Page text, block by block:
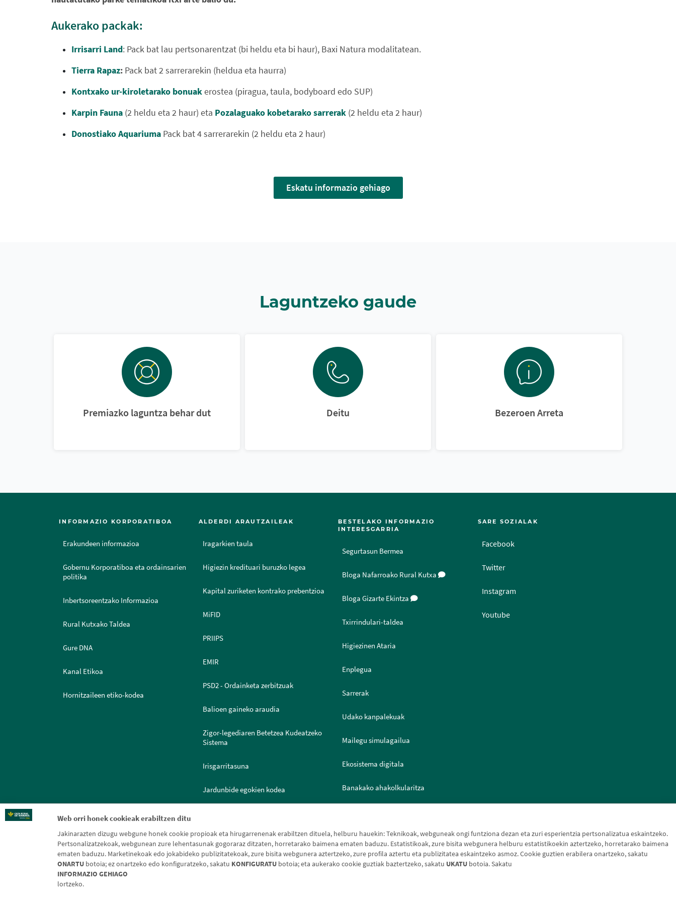
Web orri honek cookieak erabiltzen ditu
Jakinarazten dizugu webgune honek cookie propioak eta hirugarrenenak erabiltzen dituela, helburu hauekin: Teknikoak, webguneak ongi funtziona dezan eta zuri esperientzia pertsonalizatua eskaintzeko.
Pertsonalizatzekoak, webgunean zure lehentasunak gogoraraz ditzaten, horretarako baimena ematen baduzu. Estatistikoak, zure bisita webgunera helburu estatistikoekin aztertzeko, horretarako baimena
ematen baduzu. Marketinekoak edo jokabideko publizitatekoak, zure bisita webgunera aztertzeko, zure profila aztertu eta publizitatea eskaintzeko asmoz. Cookie guztien erabilera onartzeko, sakatu
ONARTU botoia; ez onartzeko edo konfiguratzeko, sakatu KONFIGURATU botoia; eta aukerako cookie guztiak baztertzeko, sakatu UKATU botoia. Sakatu
INFORMAZIO GEHIAGO
lortzeko.
Aukerako packak:
Irrisarri Land: Pack bat lau pertsonarentzat (bi heldu eta bi haur), Baxi Natura modalitatean.
Tierra Rapaz: Pack bat 2 sarrerarekin (heldua eta haurra)
Kontxako ur-kiroletarako bonuakerostea (piragua, taula, bodyboard edo SUP)
Karpin Fauna (2 heldu eta 2 haur) eta Pozalaguako kobetarako sarrerak (2 heldu eta 2 haur)
Donostiako Aquariuma Pack bat 4 sarrerarekin (2 heldu eta 2 haur)
Eskatu informazio gehiago
Laguntzeko gaude
Premiazko laguntza behar dut Deitu Bezeroen Arreta
INFORMAZIO KORPORATIBOA
Erakundeen informazioa
Gobernu Korporatiboa eta ordainsarien
politika
Inbertsoreentzako Informazioa
Rural Kutxako Taldea
Gure DNA
Kanal Etikoa
Hornitzaileen etiko-kodea
ALDERDI ARAUTZAILEAK
Iragarkien taula
Higiezin kredituari buruzko legea
Kapital zuriketen kontrako prebentzioa
MiFID
PRIIPS
EMIR
PSD2 - Ordainketa zerbitzuak
Balioen gaineko araudia
Zigor-legediaren Betetzea Kudeatzeko
Sistema
Irisgarritasuna
Jardunbide egokien kodea
BESTELAKO INFORMAZIO
INTERESGARRIA
Segurtasun Bermea
Bloga Nafarroako Rural Kutxa
Bloga Gizarte Ekintza
Txirrindulari-taldea
Higiezinen Ataria
Enplegua
Sarrerak
Udako kanpalekuak
Mailegu simulagailua
Ekosistema digitala
Banakako ahakolkularitza
SARE SOZIALAK
Facebook
Twitter
Instagram
Youtube